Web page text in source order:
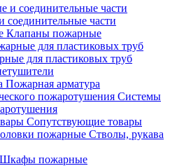
части
Клапаны пожарные
для пластиковых труб
Пожарная арматура
Системы
Сопутствующие товары
Стволы, рукава
Шкафы пожарные